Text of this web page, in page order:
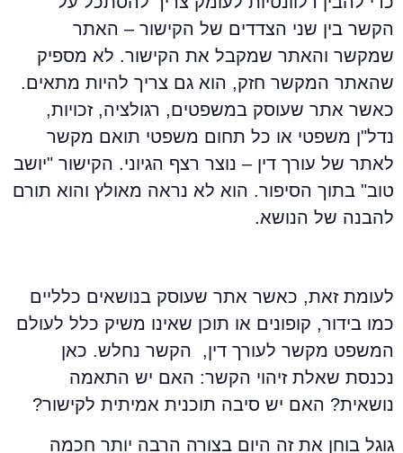
הקשר בין שני הצדדים של הקישור – האתר
שמקשר והאתר שמקבל את הקישור. לא מספיק
שהאתר המקשר חזק, הוא גם צריך להיות מתאים.
כאשר אתר שעוסק במשפטים, רגולציה, זכויות,
נדל"ן משפטי או כל תחום משפטי תואם מקשר
לאתר של עורך דין – נוצר רצף הגיוני. הקישור "יושב
טוב" בתוך הסיפור. הוא לא נראה מאולץ והוא תורם
להבנה של הנושא.
לעומת זאת, כאשר אתר שעוסק בנושאים כלליים
כמו בידור, קופונים או תוכן שאינו משיק כלל לעולם
המשפט מקשר לעורך דין, הקשר נחלש. כאן
נכנסת שאלת זיהוי הקשר: האם יש התאמה
נושאית? האם יש סיבה תוכנית אמיתית לקישור?
גוגל בוחן את זה היום בצורה הרבה יותר חכמה